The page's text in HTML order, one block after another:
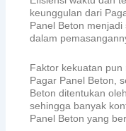
keunggulan dari
Panel Beton
dalam
Faktor kekuatan
Pagar Panel Beton,
Beton ditentukan
sehingga banyak
Panel Beton yang